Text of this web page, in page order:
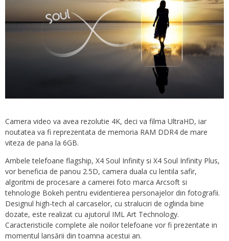
Camera video va avea rezolutie 4K, deci va filma UltraHD, iar
noutatea va fi reprezentata de memoria RAM DDR4 de mare
viteza de pana la 6GB.
Ambele telefoane flagship, X4 Soul Infinity si X4 Soul Infinity Plus,
vor beneficia de panou 2.5D, camera duala cu lentila safir,
algoritmi de procesare a camerei foto marca Arcsoft si
tehnologie Bokeh pentru evidentierea personajelor din fotografii.
Designul high-tech al carcaselor, cu straluciri de oglinda bine
dozate, este realizat cu ajutorul IML Art Technology.
Caracteristicile complete ale noilor telefoane vor fi prezentate in
momentul lansării din toamna acestui an.